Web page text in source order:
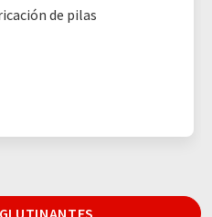
de pilas